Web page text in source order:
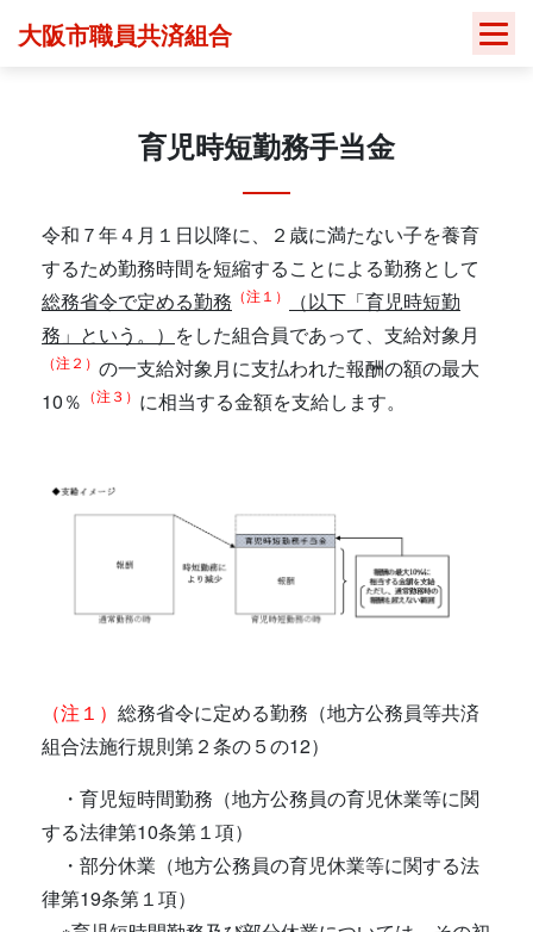
大阪市職員共済組合
育児時短勤務手当金
令和７年４月１日以降に、２歳に満たない子を養育
するため勤務時間を短縮することによる勤務として
総務省令で定める勤務 （注１）
（以下「育児時短勤
務」という。） をした組合員であって、支給対象月
（注２） の一支給対象月に支払われた報酬の額の最大
10％ （注３） に相当する金額を支給します。
（注１） 総務省令に定める勤務（地方公務員等共済
組合法施行規則第２条の５の12）
・育児短時間勤務（地方公務員の育児休業等に関
する法律第10条第１項）
・部分休業（地方公務員の育児休業等に関する法
律第19条第１項）